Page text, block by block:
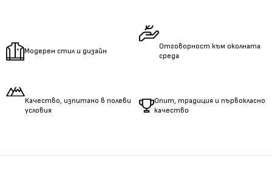
Модерен стил и дизайн
Отговорност към околната
среда
Качество, изпитано в полеви
условия
Опит, традиция и първокласно
качество